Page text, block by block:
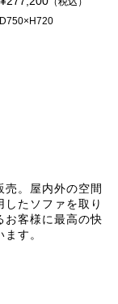
売。屋内外の空間
たソファを取り
お客様に最高の快
す。